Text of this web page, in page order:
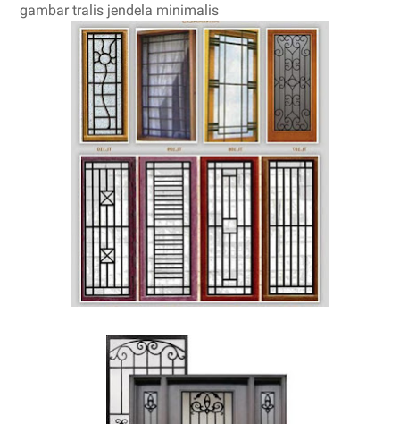
gambar tralis jendela minimalis